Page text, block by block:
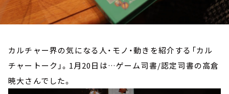
カルチャー界の気になる人・モノ・動きを紹介する「カル
チャートーク」。1月20日は…ゲーム司書/認定司書の高倉
暁大さんでした。